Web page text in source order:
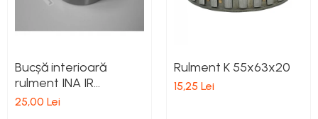
Bucșă interioară
rulment INA IR
70X80X30
25,00 Lei
Rulment K 55x63x20
15,25 Lei